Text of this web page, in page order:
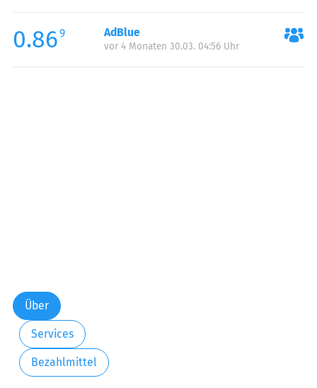
0.869 AdBlue
vor 4 Monaten 30.03. 04:56 Uhr
Über
Services
Bezahlmittel